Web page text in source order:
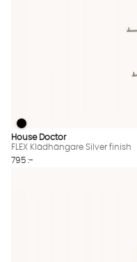
FLEX Klädhängare Silver
FLEX Klädhängare Silver finish
House Doctor
FLEX Klädhängare Silver finish
795 :-